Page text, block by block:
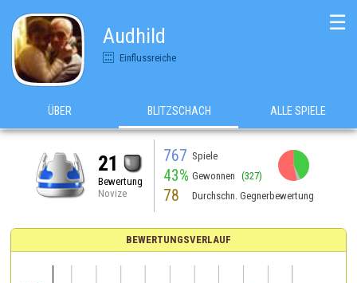
Audhild
Einflussreiche
☰
ÜBER BLITZSCHACH ALLE SPIELE
21
Bewertung
Novize
767 Spiele
43% Gewonnen (327)
78 Durchschn. Gegnerbewertung
BEWERTUNGSVERLAUF